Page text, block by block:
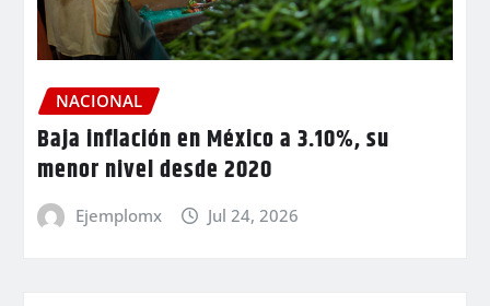
NACIONAL
Baja inflación en México a 3.10%, su
menor nivel desde 2020
Ejemplomx Jul 24, 2026